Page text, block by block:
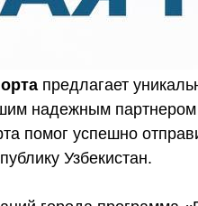
предлагает
надежным
помог успешно
Узбекистан.